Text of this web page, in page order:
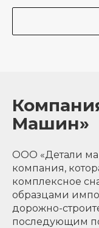
Машин»
ООО «Детали
компания,
комплексное
образцами
дорожно-
последующим